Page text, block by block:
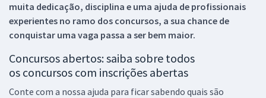
muita dedicação, disciplina e uma ajuda de profissionais
experientes no ramo dos concursos, a sua chance de
conquistar uma vaga passa a ser bem maior.
Concursos abertos: saiba sobre todos
os concursos com inscrições abertas
Conte com a nossa ajuda para ficar sabendo quais são